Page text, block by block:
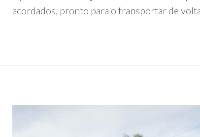
acordados, pronto para o transportar de